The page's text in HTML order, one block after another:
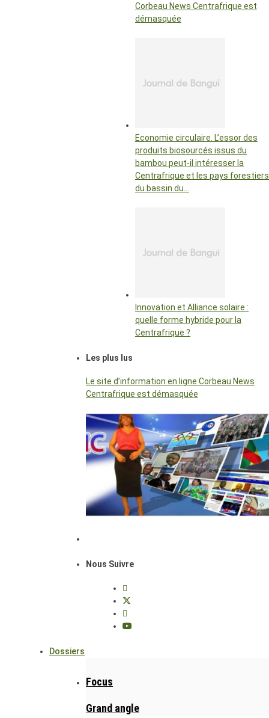
Corbeau News Centrafrique est
démasquée
Economie circulaire. L’essor des
produits biosourcés issus du
bambou peut-il intéresser la
Centrafrique et les pays forestiers
du bassin du…
Innovation et Alliance solaire :
quelle forme hybride pour la
Centrafrique ?
Les plus lus
Le site d’information en ligne Corbeau News
Centrafrique est démasquée
Nous Suivre
Dossiers
Focus
Grand angle